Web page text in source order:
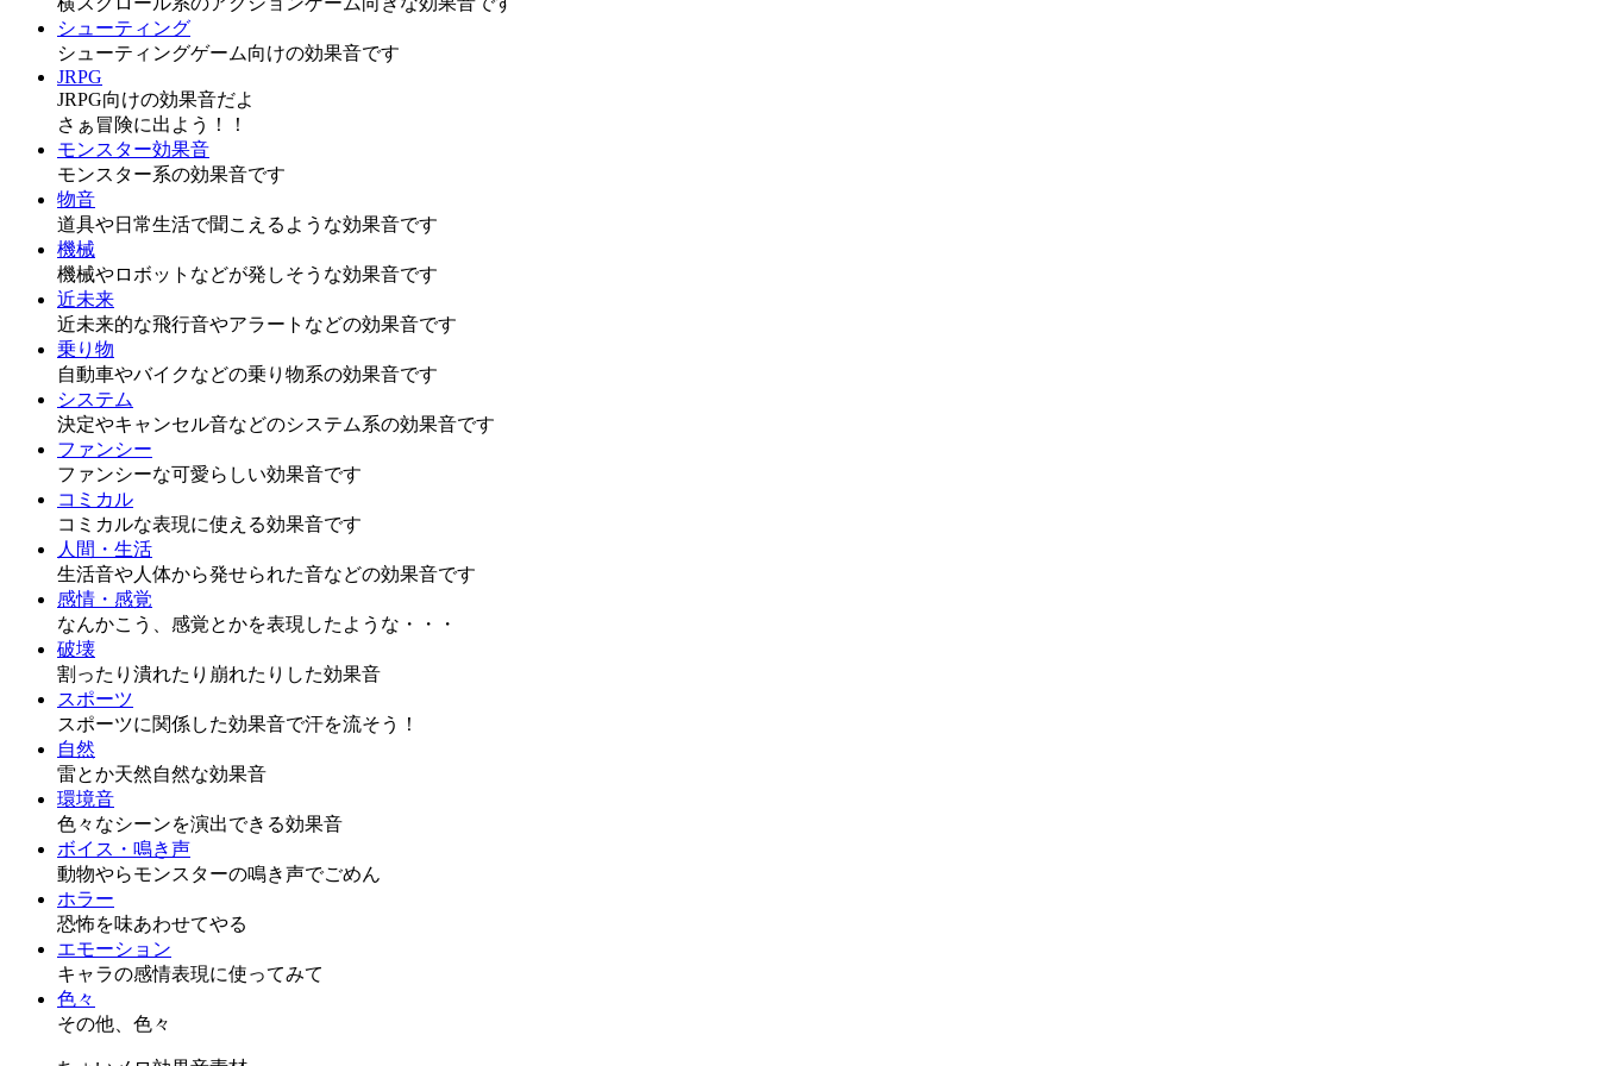
シューティング
シューティングゲーム向けの効果音です
JRPG
JRPG向けの効果音だよ
さぁ冒険に出よう！！
モンスター効果音
モンスター系の効果音です
物音
道具や日常生活で聞こえるような効果音です
機械
機械やロボットなどが発しそうな効果音です
近未来
近未来的な飛行音やアラートなどの効果音です
乗り物
自動車やバイクなどの乗り物系の効果音です
システム
決定やキャンセル音などのシステム系の効果音です
ファンシー
ファンシーな可愛らしい効果音です
コミカル
コミカルな表現に使える効果音です
人間・生活
生活音や人体から発せられた音などの効果音です
感情・感覚
なんかこう、感覚とかを表現したような・・・
破壊
割ったり潰れたり崩れたりした効果音
スポーツ
スポーツに関係した効果音で汗を流そう！
自然
雷とか天然自然な効果音
環境音
色々なシーンを演出できる効果音
ボイス・鳴き声
動物やらモンスターの鳴き声でごめん
ホラー
恐怖を味あわせてやる
エモーション
キャラの感情表現に使ってみて
色々
その他、色々